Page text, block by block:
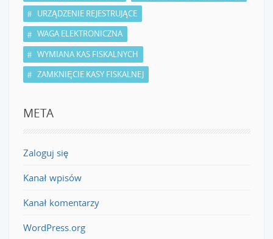
URZĄDZENIE REJESTRUJĄCE
WAGA ELEKTRONICZNA
WYMIANA KAS FISKALNYCH
ZAMKNIĘCIE KASY FISKALNEJ
META
Zaloguj się
Kanał wpisów
Kanał komentarzy
WordPress.org